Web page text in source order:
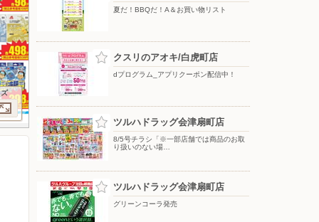
夏だ！BBQだ！A＆お買い物リスト
クスリのアオキ/白虎町店
dプログラム_アプリクーポン配信中！
ツルハドラッグ会津扇町店
8/5号チラシ「※一部店舗では商品のお取
り扱いのない場…
ツルハドラッグ会津扇町店
グリーンコーラ発売